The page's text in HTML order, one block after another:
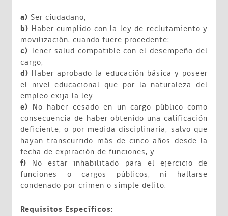
a) Ser ciudadano;
b) Haber cumplido con la ley de reclutamiento y
movilización, cuando fuere procedente;
c) Tener salud compatible con el desempeño del
cargo;
d) Haber aprobado la educación básica y poseer
el nivel educacional que por la naturaleza del
empleo exija la ley.
e) No haber cesado en un cargo público como
consecuencia de haber obtenido una calificación
deficiente, o por medida disciplinaria, salvo que
hayan transcurrido más de cinco años desde la
fecha de expiración de funciones, y
f) No estar inhabilitado para el ejercicio de
funciones o cargos públicos, ni hallarse
condenado por crimen o simple delito.
Requisitos Específicos: